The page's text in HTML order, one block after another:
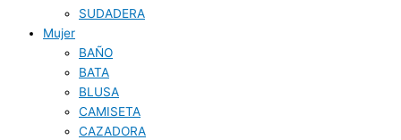
SUDADERA
Mujer
BAÑO
BATA
BLUSA
CAMISETA
CAZADORA